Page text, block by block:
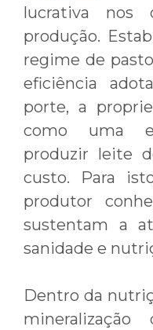
lucrativa nos
produção.
regime de
eficiência
porte, a
como uma
produzir leite
custo. Para
produtor
sustentam a
sanidade e
Dentro da